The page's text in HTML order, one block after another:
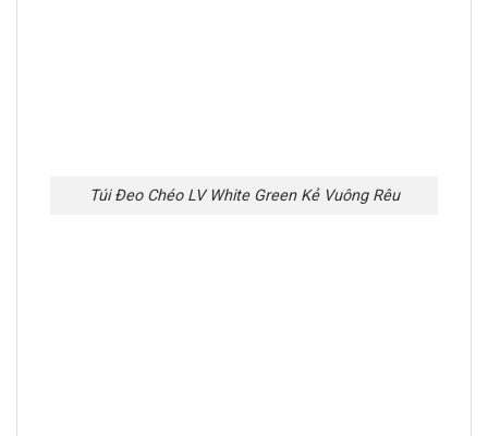
Túi Đeo Chéo LV White Green Kẻ Vuông Rêu